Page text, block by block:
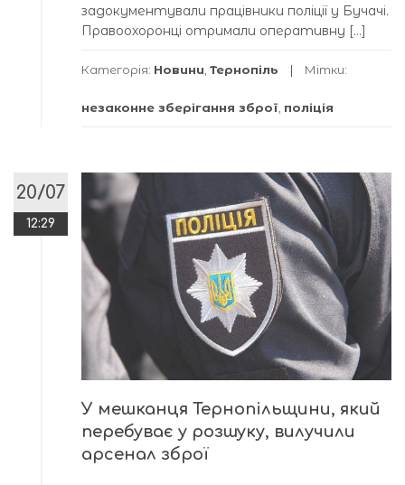
задокументували працівники поліції у Бучачі.
Правоохоронці отримали оперативну […]
Категорія: Новини Тернопіль Мітки:
незаконне зберігання зброї поліція
20/07
12:29
У мешканця Тернопільщини, який
перебуває у розшуку, вилучили
арсенал зброї